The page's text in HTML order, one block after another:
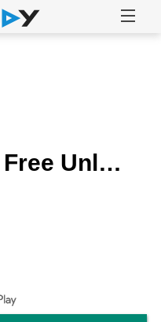
Surf VPN - Best Free Unlimited Proxy